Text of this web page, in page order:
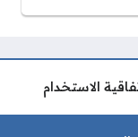
الاستخدام